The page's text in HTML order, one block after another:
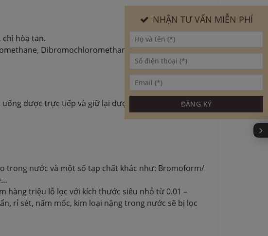
hòa tan.
Dibromochloromethane, Bromoform,
được trực tiếp và giữ lại được các khoáng chất có
trong nước và một số tạp chất khác như: Bromoform/
hàng triệu lỗ lọc với kích thước siêu nhỏ từ 0.01 –
rỉ sét, nấm mốc, kim loại nặng trong nước sẽ bị lọc
NHẬN TƯ VẤN MIỄN PHÍ